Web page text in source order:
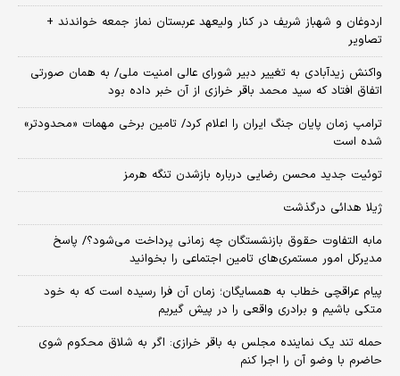
اردوغان و شهباز شریف در کنار ولیعهد عربستان نماز جمعه خواندند +
تصاویر
واکنش زیدآبادی به تغییر دبیر شورای عالی امنیت ملی/ به همان صورتی
اتفاق افتاد که سید محمد باقر خرازی از آن خبر داده بود
ترامپ زمان پایان جنگ ایران را اعلام کرد/ تامین برخی مهمات «محدودتر»
شده است
توئیت جدید محسن رضایی درباره بازشدن تنگه هرمز
ژیلا هدائی درگذشت
مابه التفاوت حقوق بازنشستگان چه زمانی پرداخت می‌شود؟/ پاسخ
مدیرکل امور مستمری‌های تامین اجتماعی را بخوانید
پیام عراقچی خطاب به همسایگان؛ زمان آن فرا رسیده است که به خود
متکی باشیم و برادری واقعی را در پیش گیریم
حمله تند یک نماینده مجلس به باقر خرازی: اگر به شلاق محکوم شوی
حاضرم با وضو آن را اجرا کنم